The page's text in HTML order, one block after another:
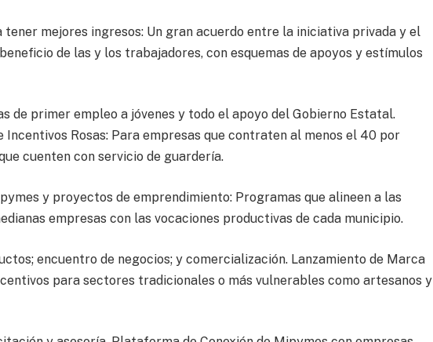
tener mejores ingresos: Un gran acuerdo entre la iniciativa privada y el
de las y los trabajadores, con esquemas de apoyos y estímulos
de primer empleo a jóvenes y todo el apoyo del Gobierno Estatal.
Incentivos Rosas: Para empresas que contraten al menos el 40 por
cuenten con servicio de guardería.
y proyectos de emprendimiento: Programas que alineen a las
empresas con las vocaciones productivas de cada municipio.
encuentro de negocios; y comercialización. Lanzamiento de Marca
para sectores tradicionales o más vulnerables como artesanos y